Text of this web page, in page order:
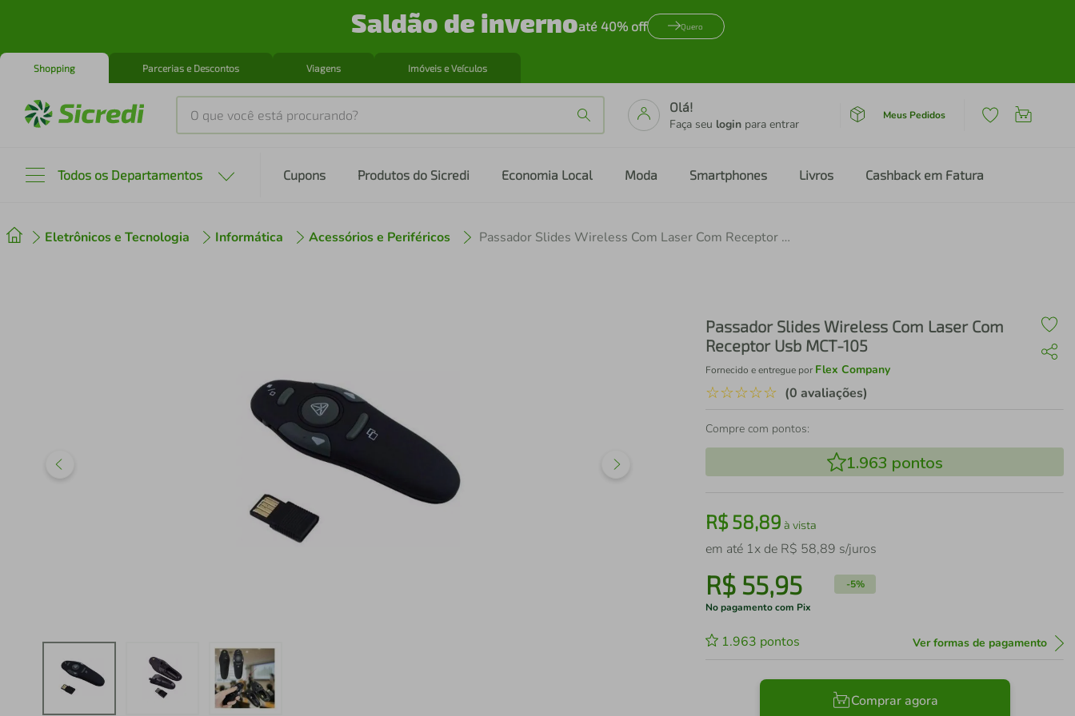
Saldão de invernoaté 40% off Quero
Shopping Parcerias e Descontos Viagens Imóveis e Veículos
O que você está procurando?
Olá!
Faça seu login para entrar
Meus Pedidos
Todos os Departamentos Cupons Produtos do Sicredi Economia Local Moda Smartphones Livros Cashback em Fatura
Eletrônicos e Tecnologia Informática Acessórios e Periféricos Passador Slides Wireless Com Laser Com Receptor Usb MCT-105
Passador Slides Wireless Com Laser Com
Receptor Usb MCT-105
Fornecido e entregue por Flex Company
☆☆☆☆☆ (0 avaliações)
Compre com pontos:
1.963 pontos
R$58,89 à vista
em até 1x de R$ 58,89 s/juros
R$ 55,95 -5%
No pagamento com Pix
1.963 pontos Ver formas de pagamento
Comprar agora
2º cafeteira